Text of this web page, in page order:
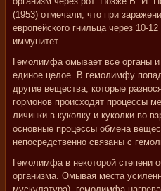
(1953) отмечали, что при
европейского гнильца через 10-
иммунитет.
Гемолимфа омывает все органы
единое целое. В гемолимфу
другие вещества, которые
гормонов происходят процессы
личинки в куколку и куколки во
основные процессы обмена
непосредственно связаны с
Гемолимфа в некоторой степени
организма. Омывая места